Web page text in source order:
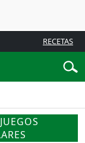
RECETAS